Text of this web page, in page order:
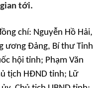
tới.
chí: Nguyễn Hồ Hải,
ương Đảng, Bí thư Tỉnh
hội tỉnh; Phạm Văn
tịch HĐND tỉnh; Lữ